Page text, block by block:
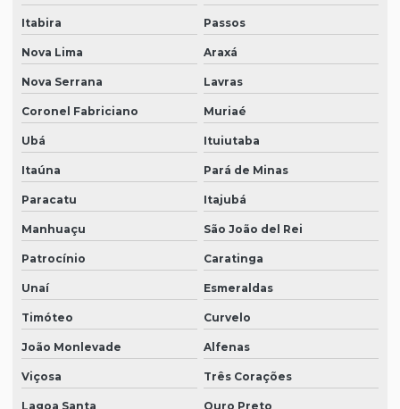
Itabira Passos
Nova Lima Araxá
Nova Serrana Lavras
Coronel Fabriciano Muriaé
Ubá Ituiutaba
Itaúna Pará de Minas
Paracatu Itajubá
Manhuaçu São João del Rei
Patrocínio Caratinga
Unaí Esmeraldas
Timóteo Curvelo
João Monlevade Alfenas
Viçosa Três Corações
Lagoa Santa Ouro Preto